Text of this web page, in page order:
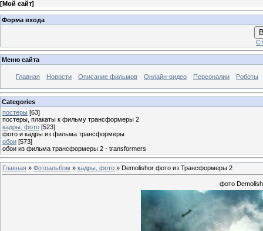
[Мой сайт]
Форма входа
Меню сайта
Главная Новости Описание фильмов Онлайн-видео Персоналии Роботы
Categories
постеры [63]
постеры, плакаты к фильму трансформеры 2
кадры, фото [523]
фото и кадры из фильма трансформеры
обои [573]
обои из фильма трансформеры 2 - transformers
Главная » Фотоальбом » кадры, фото » Demolishor фото из Трансформеры 2
фото